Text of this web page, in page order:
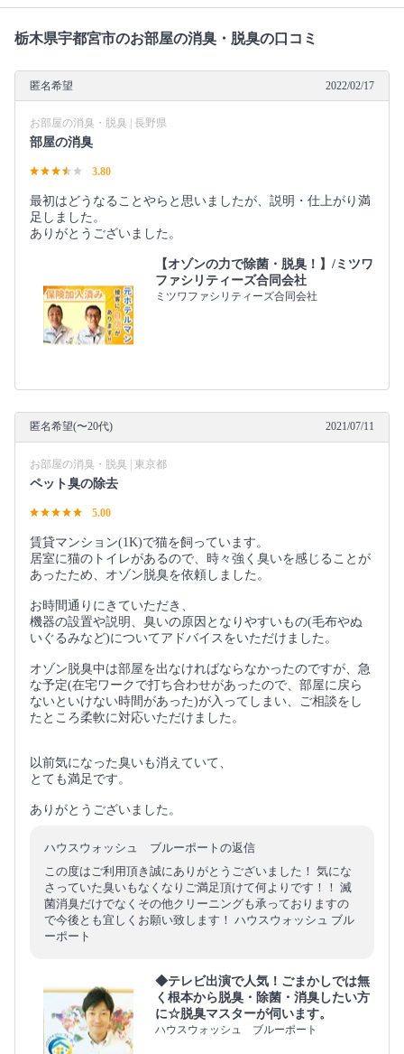
栃木県宇都宮市のお部屋の消臭・脱臭の口コミ
匿名希望 2022/02/17
お部屋の消臭・脱臭 | 長野県
部屋の消臭
3.80
最初はどうなることやらと思いましたが、説明・仕上がり満
足しました。
ありがとうございました。
【オゾンの力で除菌・脱臭！】/ミツワ
ファシリティーズ合同会社
ミツワファシリティーズ合同会社
匿名希望(〜20代) 2021/07/11
お部屋の消臭・脱臭 | 東京都
ペット臭の除去
5.00
賃貸マンション(1K)で猫を飼っています。
居室に猫のトイレがあるので、時々強く臭いを感じることが
あったため、オゾン脱臭を依頼しました。
お時間通りにきていただき、
機器の設置や説明、臭いの原因となりやすいもの(毛布やぬ
いぐるみなど)についてアドバイスをいただけました。
オゾン脱臭中は部屋を出なければならなかったのですが、急
な予定(在宅ワークで打ち合わせがあったので、部屋に戻ら
ないといけない時間があった)が入ってしまい、ご相談をし
たところ柔軟に対応いただけました。
以前気になった臭いも消えていて、
とても満足です。
ありがとうございました。
ハウスウォッシュ ブルーポートの返信
この度はご利用頂き誠にありがとうございました！ 気にな
さっていた臭いもなくなりご満足頂けて何よりです！！ 滅
菌消臭だけでなくその他クリーニングも承っておりますの
で今後とも宜しくお願い致します！ ハウスウォッシュ ブル
ーポート
◆テレビ出演で人気！ごまかしでは無
く根本から脱臭・除菌・消臭したい方
に☆脱臭マスターが伺います。
ハウスウォッシュ ブルーポート